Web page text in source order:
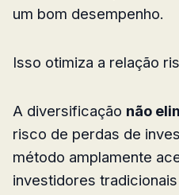
um bom desempenho.
Isso otimiza a relação
A diversificação não
risco de perdas de
método amplamente
investidores